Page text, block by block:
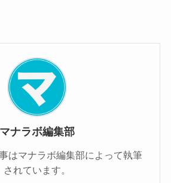
マナラボ編集部
はマナラボ編集部によって執筆
されています。